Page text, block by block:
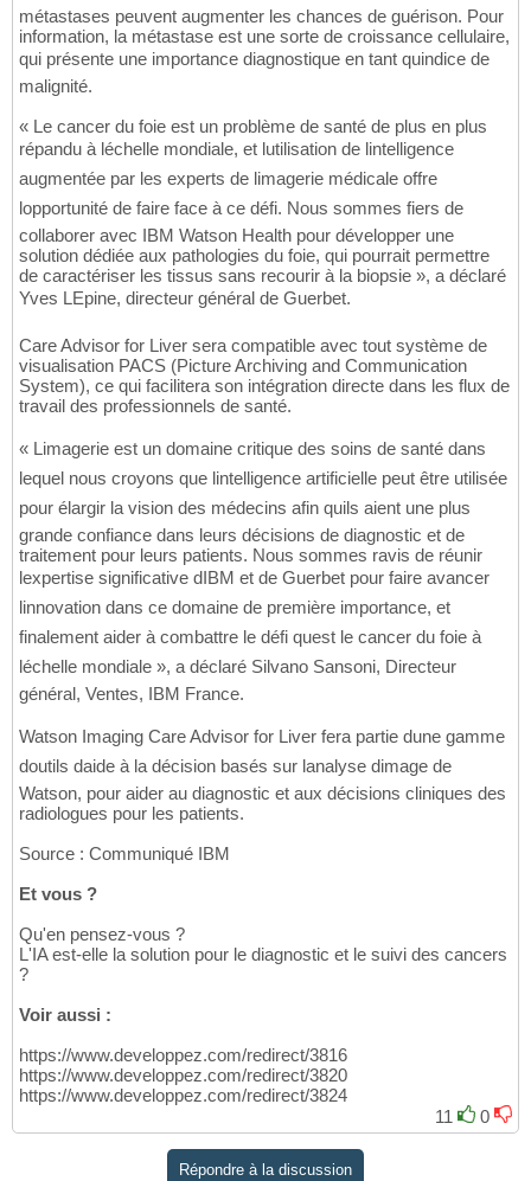
métastases peuvent augmenter les chances de guérison. Pour
information, la métastase est une sorte de croissance cellulaire,
qui présente une importance diagnostique en tant quindice de
malignité.
« Le cancer du foie est un problème de santé de plus en plus
répandu à léchelle mondiale, et lutilisation de lintelligence
augmentée par les experts de limagerie médicale offre
lopportunité de faire face à ce défi. Nous sommes fiers de
collaborer avec IBM Watson Health pour développer une
solution dédiée aux pathologies du foie, qui pourrait permettre
de caractériser les tissus sans recourir à la biopsie », a déclaré
Yves LEpine, directeur général de Guerbet.
Care Advisor for Liver sera compatible avec tout système de
visualisation PACS (Picture Archiving and Communication
System), ce qui facilitera son intégration directe dans les flux de
travail des professionnels de santé.
« Limagerie est un domaine critique des soins de santé dans
lequel nous croyons que lintelligence artificielle peut être utilisée
pour élargir la vision des médecins afin quils aient une plus
grande confiance dans leurs décisions de diagnostic et de
traitement pour leurs patients. Nous sommes ravis de réunir
lexpertise significative dIBM et de Guerbet pour faire avancer
linnovation dans ce domaine de première importance, et
finalement aider à combattre le défi quest le cancer du foie à
léchelle mondiale », a déclaré Silvano Sansoni, Directeur
général, Ventes, IBM France.
Watson Imaging Care Advisor for Liver fera partie dune gamme
doutils daide à la décision basés sur lanalyse dimage de
Watson, pour aider au diagnostic et aux décisions cliniques des
radiologues pour les patients.
Source : Communiqué IBM
Et vous ?
Qu'en pensez-vous ?
L'IA est-elle la solution pour le diagnostic et le suivi des cancers
?
Voir aussi :
https://www.developpez.com/redirect/3816
https://www.developpez.com/redirect/3820
https://www.developpez.com/redirect/3824
11
0
Répondre à la discussion